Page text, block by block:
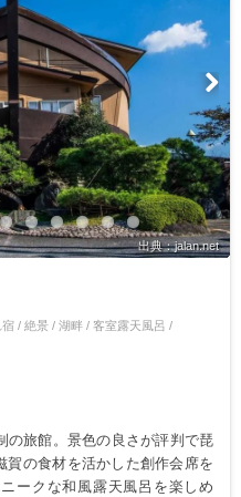
出典：jalan.net
宿 / 絶景 / 湖畔 / 客室露天風呂 /
の旅館。景色の良さが評判で琵
賀の食材を活かした創作会席を
ークな和風露天風呂を楽しめ